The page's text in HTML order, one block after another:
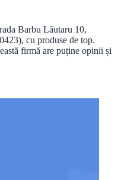
Barbu Lăutaru 10,
cu produse de top.
firmă are puține opinii și